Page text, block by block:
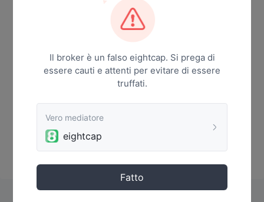
Il broker è un falso eightcap. Si prega di
essere cauti e attenti per evitare di essere
truffati.
Vero mediatore
eightcap
Fatto